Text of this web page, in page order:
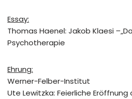
Essay:
Thomas Haenel: Jakob Klaesi
Psychotherapie
Ehrung:
Werner-Felber-Institut
Ute Lewitzka: Feierliche Eröffnung